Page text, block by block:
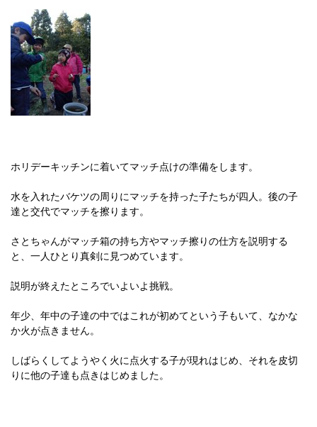
ホリデーキッチンに着いてマッチ点けの準備をします。
水を入れたバケツの周りにマッチを持った子たちが四人。後の子
達と交代でマッチを擦ります。
さとちゃんがマッチ箱の持ち方やマッチ擦りの仕方を説明する
と、一人ひとり真剣に見つめています。
説明が終えたところでいよいよ挑戦。
年少、年中の子達の中ではこれが初めてという子もいて、なかな
か火が点きません。
しばらくしてようやく火に点火する子が現れはじめ、それを皮切
りに他の子達も点きはじめました。